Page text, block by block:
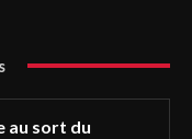
au sort du